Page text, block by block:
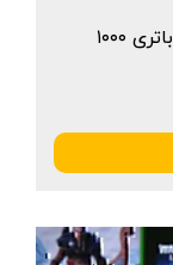
دسته بازی PS4 اسلیم (برد اصلی) با باتری ۱۰۰۰